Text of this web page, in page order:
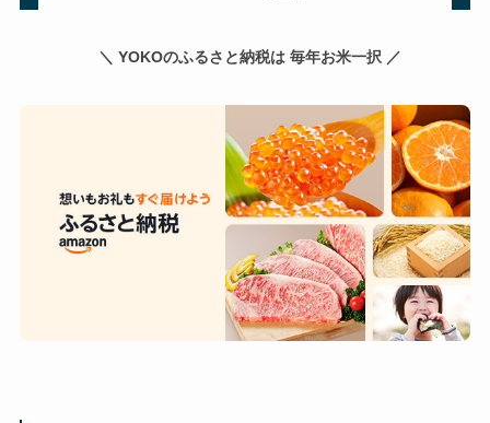
＼ YOKOのふるさと納税は 毎年お米一択 ／